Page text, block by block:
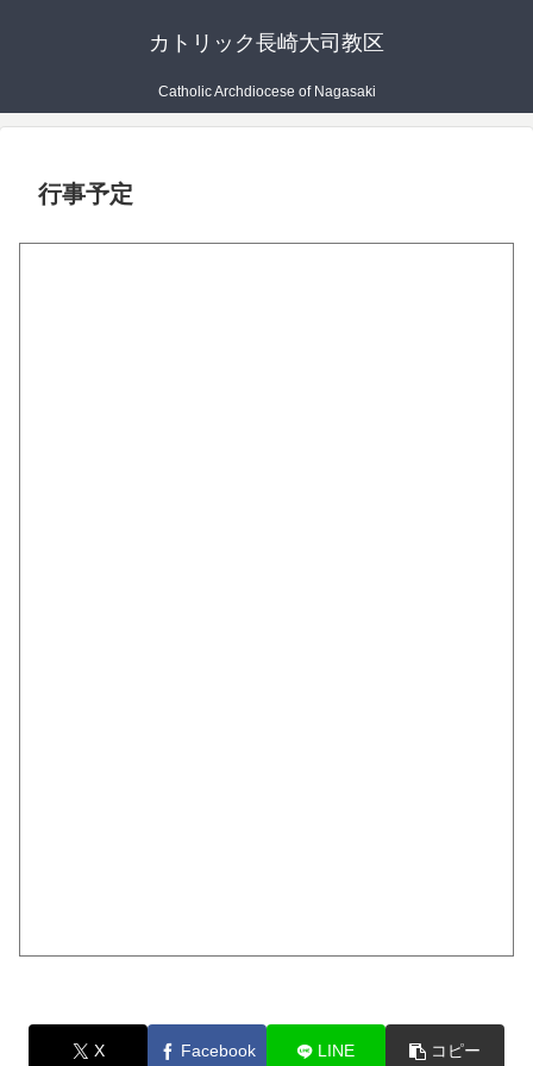
カトリック長崎大司教区
Catholic Archdiocese of Nagasaki
行事予定
X Facebook LINE コピー